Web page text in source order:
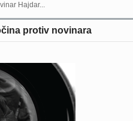
Hajdar...
protiv novinara